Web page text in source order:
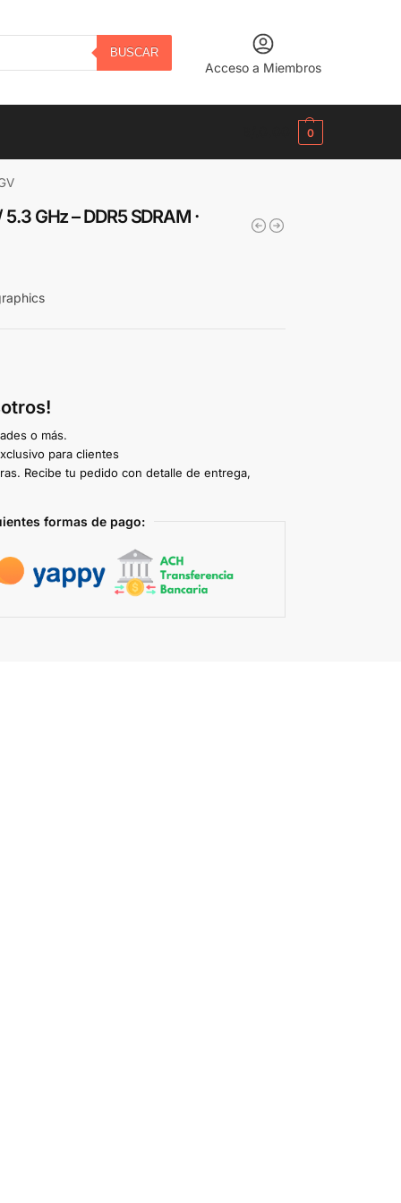
BUSCAR
Acceso a Miembros
0
GHz – DDR5 SDRAM ·
o más.
para clientes
Recibe tu pedido con detalle de entrega,
formas de pago: